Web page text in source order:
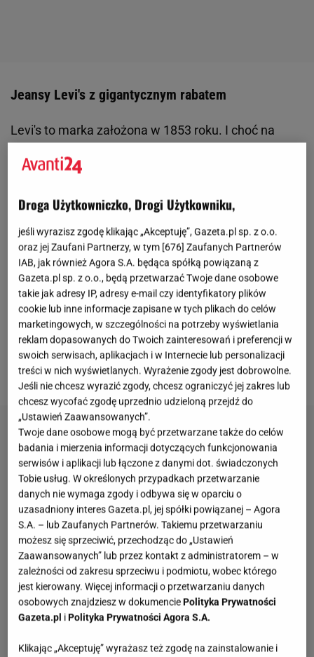
Jeansy Levi's z gigantycznym rabatem
Levi's to marka założona w 1853 roku. I choć na
w ofercie brandu znajdziecie nie tylko spodnie, ale
rozpoznawczym Levi'sów jest charakterystyczna
metka, najczęściej w kolorze brązowym z
narysowanym symbolem dwóch koni zmierzających
w przeciwnych kierunkach. To odniesienie do tego,
że dżins jest niezniszczalny. Jeśli szukasz
porządnych spodni, które sprzyjają sylwetce, a do
tego są pożądane przez kobiety z branżymody,
świetnie trafiłaś. Te modele kupicie z gigantycznym
rabatem!
Droga Użytkowniczko, Drogi Użytkowniku,
jeśli wyrazisz zgodę klikając „Akceptuję”, Gazeta.pl sp. z o.o.
oraz jej Zaufani Partnerzy, w tym [676] Zaufanych Partnerów
IAB, jak również Agora S.A. będąca spółką powiązaną z
Gazeta.pl sp. z o.o., będą przetwarzać Twoje dane osobowe
takie jak adresy IP, adresy e-mail czy identyfikatory plików
cookie lub inne informacje zapisane w tych plikach do celów
marketingowych, w szczególności na potrzeby wyświetlania
reklam dopasowanych do Twoich zainteresowań i preferencji w
swoich serwisach, aplikacjach i w Internecie lub personalizacji
treści w nich wyświetlanych. Wyrażenie zgody jest dobrowolne.
Jeśli nie chcesz wyrazić zgody, chcesz ograniczyć jej zakres lub
chcesz wycofać zgodę uprzednio udzieloną przejdź do
„Ustawień Zaawansowanych”.
Twoje dane osobowe mogą być przetwarzane także do celów
badania i mierzenia informacji dotyczących funkcjonowania
serwisów i aplikacji lub łączone z danymi dot. świadczonych
Tobie usług. W określonych przypadkach przetwarzanie
danych nie wymaga zgody i odbywa się w oparciu o
uzasadniony interes Gazeta.pl, jej spółki powiązanej – Agora
S.A. – lub Zaufanych Partnerów. Takiemu przetwarzaniu
możesz się sprzeciwić, przechodząc do „Ustawień
Zaawansowanych” lub przez kontakt z administratorem – w
zależności od zakresu sprzeciwu i podmiotu, wobec którego
jest kierowany. Więcej informacji o przetwarzaniu danych
osobowych znajdziesz w dokumenciePolityka Prywatności
Gazeta.pl iPolityka Prywatności Agora S.A.
Klikając „Akceptuję” wyrażasz też zgodę na zainstalowanie i